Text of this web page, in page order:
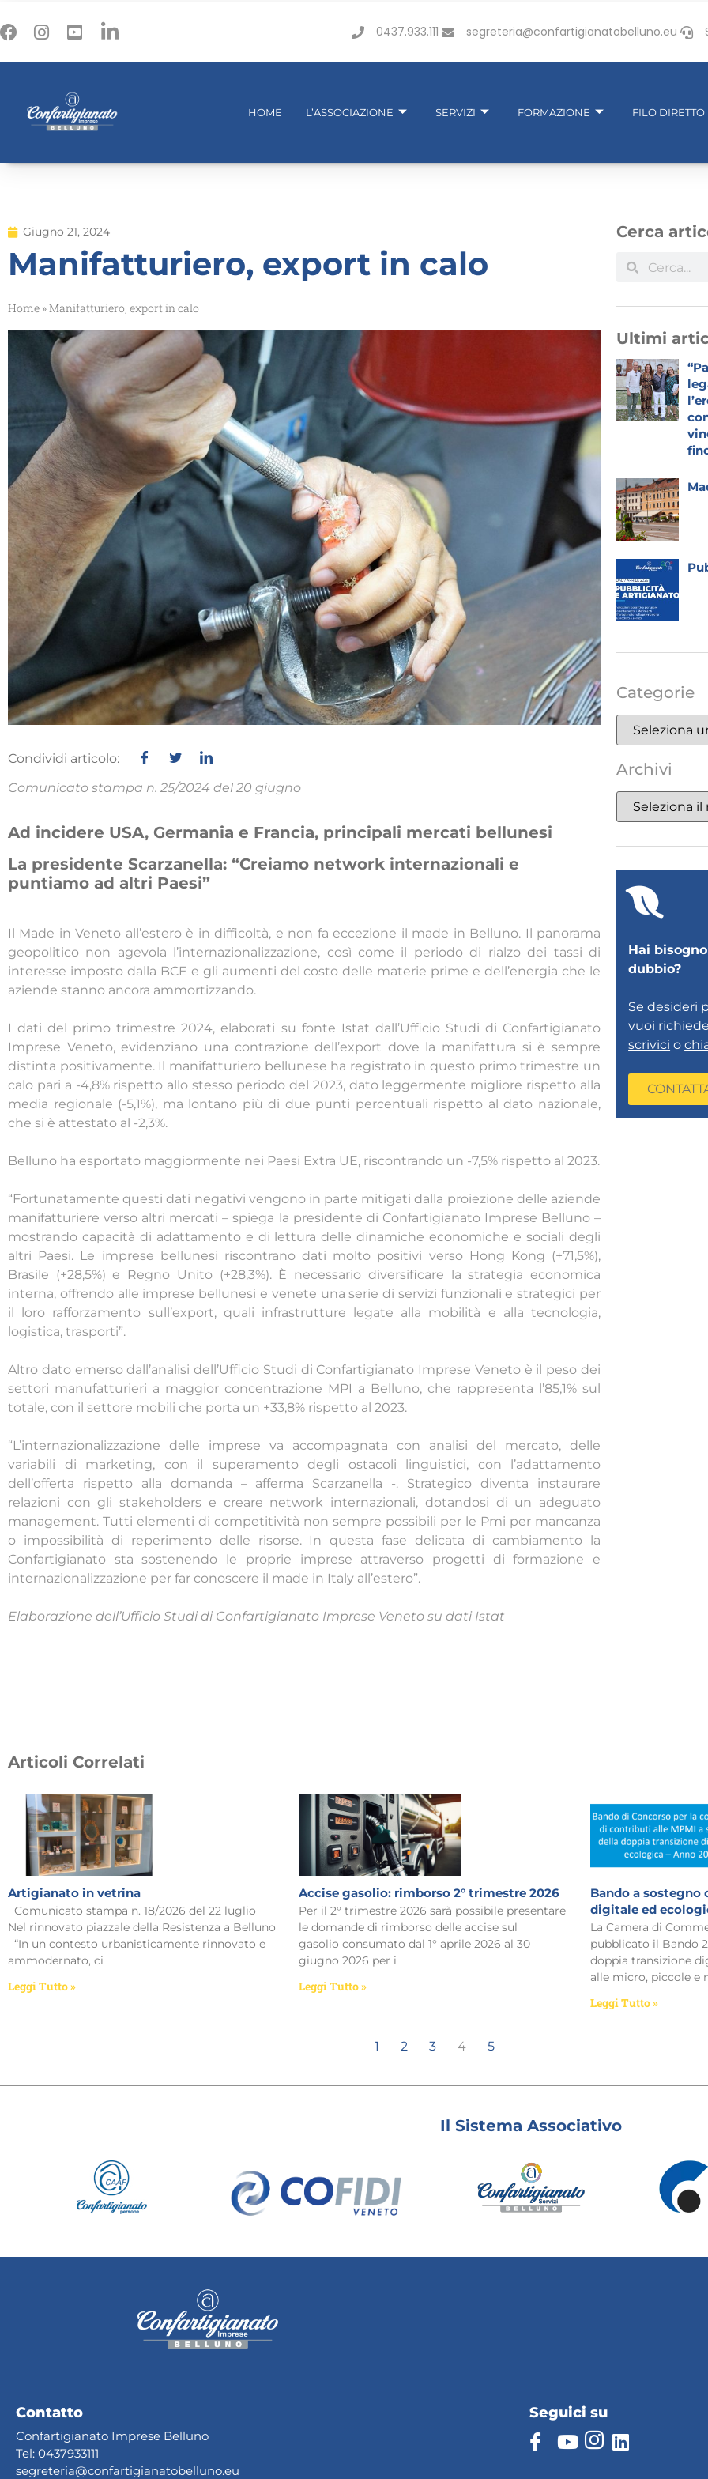
0437.933.111 segreteria@confartigianatobelluno.eu
HOME L’ASSOCIAZIONE SERVIZI FORMAZIONE FILO DIRETTO
Giugno 21, 2024
Manifatturiero, export in calo
Home »Manifatturiero, export in calo
Condividi articolo:
Comunicato stampa n. 25/2024 del 20 giugno
Ad incidere USA, Germania e Francia, principali mercati bellunesi
La presidente Scarzanella: “Creiamo network internazionali e
puntiamo ad altri Paesi”
Il Made in Veneto all’estero è in difficoltà, e non fa eccezione il made in Belluno. Il panorama
geopolitico non agevola l’internazionalizzazione, così come il periodo di rialzo dei tassi di
interesse imposto dalla BCE e gli aumenti del costo delle materie prime e dell’energia che le
aziende stanno ancora ammortizzando.
I dati del primo trimestre 2024, elaborati su fonte Istat dall’Ufficio Studi di Confartigianato
Imprese Veneto, evidenziano una contrazione dell’export dove la manifattura si è sempre
distinta positivamente. Il manifatturiero bellunese ha registrato in questo primo trimestre un
calo pari a -4,8% rispetto allo stesso periodo del 2023, dato leggermente migliore rispetto alla
media regionale (-5,1%), ma lontano più di due punti percentuali rispetto al dato nazionale,
che si è attestato al -2,3%.
Belluno ha esportato maggiormente nei Paesi Extra UE, riscontrando un -7,5% rispetto al 2023.
“Fortunatamente questi dati negativi vengono in parte mitigati dalla proiezione delle aziende
manifatturiere verso altri mercati – spiega la presidente di Confartigianato Imprese Belluno –
mostrando capacità di adattamento e di lettura delle dinamiche economiche e sociali degli
altri Paesi. Le imprese bellunesi riscontrano dati molto positivi verso Hong Kong (+71,5%),
Brasile (+28,5%) e Regno Unito (+28,3%). È necessario diversificare la strategia economica
interna, offrendo alle imprese bellunesi e venete una serie di servizi funzionali e strategici per
il loro rafforzamento sull’export, quali infrastrutture legate alla mobilità e alla tecnologia,
logistica, trasporti”.
Altro dato emerso dall’analisi dell’Ufficio Studi di Confartigianato Imprese Veneto è il peso dei
settori manufatturieri a maggior concentrazione MPI a Belluno, che rappresenta l’85,1% sul
totale, con il settore mobili che porta un +33,8% rispetto al 2023.
“L’internazionalizzazione delle imprese va accompagnata con analisi del mercato, delle
variabili di marketing, con il superamento degli ostacoli linguistici, con l’adattamento
dell’offerta rispetto alla domanda – afferma Scarzanella -. Strategico diventa instaurare
relazioni con gli stakeholders e creare network internazionali, dotandosi di un adeguato
management. Tutti elementi di competitività non sempre possibili per le Pmi per mancanza
o impossibilità di reperimento delle risorse. In questa fase delicata di cambiamento la
Confartigianato sta sostenendo le proprie imprese attraverso progetti di formazione e
internazionalizzazione per far conoscere il made in Italy all’estero”.
Elaborazione dell’Ufficio Studi di Confartigianato Imprese Veneto su dati Istat
Cerca
Ultimi
Categorie
Archivi
Hai
dubbio?
Se desideri
vuoi
scrivici o
Articoli Correlati
Artigianato in vetrina
Comunicato stampa n. 18/2026 del 22 luglio
Nel rinnovato piazzale della Resistenza a Belluno
“In un contesto urbanisticamente rinnovato e
ammodernato, ci
Leggi Tutto »
Accise gasolio: rimborso 2° trimestre 2026
Per il 2° trimestre 2026 sarà possibile presentare
le domande di rimborso delle accise sul
gasolio consumato dal 1° aprile 2026 al 30
giugno 2026 per i
Leggi Tutto »
Bando a sostegno
digitale ed
La Camera di
pubblicato il Bando
doppia transizione
alle micro, piccole e
Leggi Tutto »
1 2 3 4 5
Il Sistema Associativo
Contatto
Confartigianato Imprese Belluno
Tel: 0437933111
segreteria@confartigianatobelluno.eu
Seguici su